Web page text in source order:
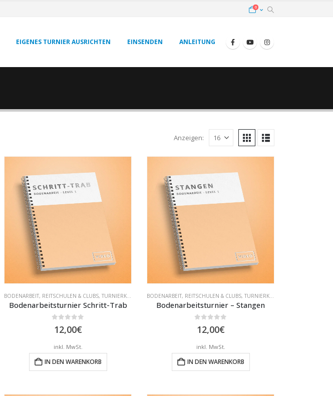
0
EIGENES TURNIER AUSRICHTEN EINSENDEN ANLEITUNG
Anzeigen:
BODENARBEIT, REITSCHULEN & CLUBS, TURNIERKLASSEN
Bodenarbeitsturnier Schritt-Trab
12,00€
inkl. MwSt.
IN DEN WARENKORB
BODENARBEIT, REITSCHULEN & CLUBS, TURNIERKLASSEN
Bodenarbeitsturnier – Stangen
12,00€
inkl. MwSt.
IN DEN WARENKORB